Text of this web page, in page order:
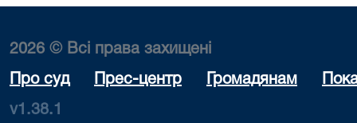
2026 © Всі права захищені
Про суд Прес-центр Громадянам
v1.38.1